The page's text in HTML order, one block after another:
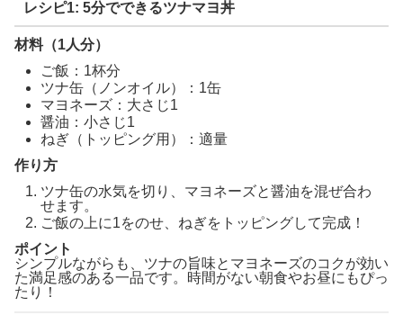
レシピ1: 5分でできるツナマヨ丼
材料（1人分）
ご飯：1杯分
ツナ缶（ノンオイル）：1缶
マヨネーズ：大さじ1
醤油：小さじ1
ねぎ（トッピング用）：適量
作り方
ツナ缶の水気を切り、マヨネーズと醤油を混ぜ合わ
せます。
ご飯の上に1をのせ、ねぎをトッピングして完成！
ポイント
シンプルながらも、ツナの旨味とマヨネーズのコクが効い
た満足感のある一品です。時間がない朝食やお昼にもぴっ
たり！